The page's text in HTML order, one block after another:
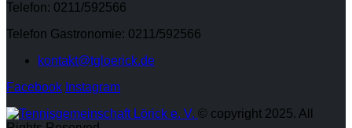
Telefon: 0211/592566
Telefon Gastronomie: 0211/592566
kontakt@tgloerick.de
Facebook Instagram
© copyright 2025. All